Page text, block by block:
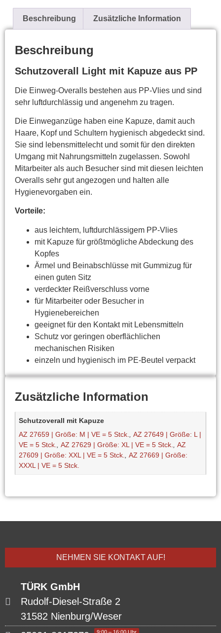
Beschreibung Zusätzliche Information
Beschreibung
Schutzoverall Light mit Kapuze aus PP
Die Einweg-Overalls bestehen aus PP-Vlies und sind
sehr luftdurchlässig und angenehm zu tragen.
Die Einweganzüge haben eine Kapuze, damit auch
Haare, Kopf und Schultern hygienisch abgedeckt sind.
Sie sind lebensmittelecht und somit für den direkten
Umgang mit Nahrungsmitteln zugelassen. Sowohl
Mitarbeiter als auch Besucher sind mit diesen leichten
Overalls sehr gut angezogen und halten alle
Hygienevorgaben ein.
Vorteile:
aus leichtem, luftdurchlässigem PP-Vlies
mit Kapuze für größtmögliche Abdeckung des
Kopfes
Ärmel und Beinabschlüsse mit Gummizug für
einen guten Sitz
verdeckter Reißverschluss vorne
für Mitarbeiter oder Besucher in
Hygienebereichen
geeignet für den Kontakt mit Lebensmitteln
Schutz vor geringen oberflächlichen
mechanischen Risiken
einzeln und hygienisch im PE-Beutel verpackt
Zusätzliche Information
Schutzoverall mit Kapuze
AZ 27659 | Größe: M | VE = 5 Stck.
,AZ 27649 | Größe: L |
VE = 5 Stck.
,AZ 27629 | Größe: XL | VE = 5 Stck. ,AZ
27609 | Größe: XXL | VE = 5 Stck.
,AZ 27669 | Größe:
XXXL | VE = 5 Stck.
NEHMEN SIE KONTAKT AUF!
TÜRK GmbH
Rudolf-Diesel-Straße 2
31582 Nienburg/Weser